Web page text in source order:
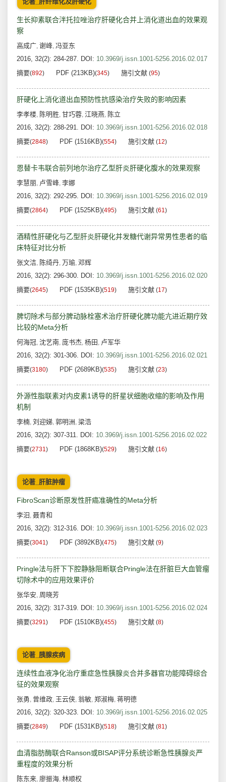
生长抑素联合泮托拉唑治疗肝硬化合并上消化道出血的效果观
察
高成广, 谢峰, 冯亚东
2016, 32(2): 284-287. DOI: 10.3969/j.issn.1001-5256.2016.02.017
摘要(892) PDF (213KB)(345) 施引文献 (95)
肝硬化上消化道出血预防性抗感染治疗失败的影响因素
李孝楼, 陈明胜, 甘巧蓉, 江晓燕, 陈立
2016, 32(2): 288-291. DOI: 10.3969/j.issn.1001-5256.2016.02.018
摘要(2848) PDF (1516KB)(554) 施引文献 (12)
恩替卡韦联合前列地尔治疗乙型肝炎肝硬化腹水的效果观察
李慧丽, 卢雪峰, 李娜
2016, 32(2): 292-295. DOI: 10.3969/j.issn.1001-5256.2016.02.019
摘要(2864) PDF (1525KB)(495) 施引文献 (61)
酒精性肝硬化与乙型肝炎肝硬化并发糖代谢异常男性患者的临
床特征对比分析
张文洁, 陈绮丹, 万瑜, 邓辉
2016, 32(2): 296-300. DOI: 10.3969/j.issn.1001-5256.2016.02.020
摘要(2645) PDF (1535KB)(519) 施引文献 (17)
脾切除术与部分脾动脉栓塞术治疗肝硬化脾功能亢进近期疗效
比较的Meta分析
何海冠, 沈艺南, 庞书杰, 杨田 , 卢军华
2016, 32(2): 301-306. DOI: 10.3969/j.issn.1001-5256.2016.02.021
摘要(3180) PDF (2689KB)(535) 施引文献 (23)
外源性脂联素对内皮素1诱导的肝星状细胞收缩的影响及作用
机制
李楠, 刘迎娣, 郭明洲, 梁浩
2016, 32(2): 307-311. DOI: 10.3969/j.issn.1001-5256.2016.02.022
摘要(2731) PDF (1868KB)(529) 施引文献 (16)
论著_肝脏肿瘤
FibroScan诊断原发性肝癌准确性的Meta分析
李汨 , 聂青和
2016, 32(2): 312-316. DOI: 10.3969/j.issn.1001-5256.2016.02.023
摘要(3041) PDF (3892KB)(475) 施引文献 (9)
Pringle法与肝下下腔静脉阻断联合Pringle法在肝脏巨大血管瘤
切除术中的应用效果评价
张华安, 周晓芳
2016, 32(2): 317-319. DOI: 10.3969/j.issn.1001-5256.2016.02.024
摘要(3291) PDF (1510KB)(455) 施引文献 (8)
论著_胰腺疾病
连续性血液净化治疗重症急性胰腺炎合并多器官功能障碍综合
征的效果观察
张勇, 曾维政, 王云侠, 翁敏, 郑淑梅, 蒋明德
2016, 32(2): 320-323. DOI: 10.3969/j.issn.1001-5256.2016.02.025
摘要(2849) PDF (1531KB)(518) 施引文献 (81)
血清脂肪酶联合Ranson或BISAP评分系统诊断急性胰腺炎严
重程度的效果分析
陈东来, 廖振海, 林顺权